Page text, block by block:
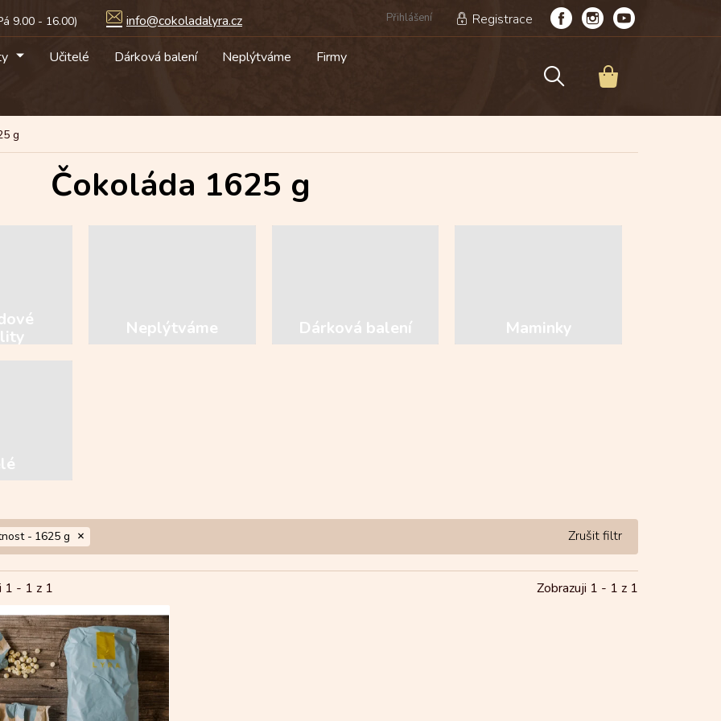
info@cokoladalyra.cz Přihlášení Registrace
NÁKUPNÍ
Učitelé Dárková balení Neplýtváme Firmy
g
Čokoláda 1625 g
Neplýtváme Dárková balení Maminky
- 1625 g
1 - 1 z 1 Zobrazuji 1 - 1 z 1